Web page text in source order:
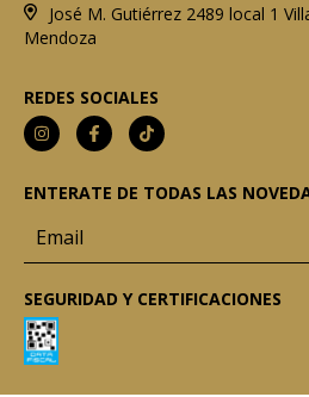
José M. Gutiérrez 2489 local 1
Mendoza
REDES SOCIALES
ENTERATE DE TODAS LAS
SEGURIDAD Y CERTIFICACIONES